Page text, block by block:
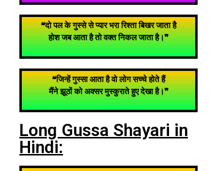
❝दो पल के गुस्से से प्यार भरा रिश्ता बिखर जाता है
होश जब आता है तो वक्त निकल जाता है।❞
❝जिन्हें गुस्सा आता है वो लोग सच्चे होते हैं
मैंने झूठों को अक्सर मुस्कुराते हुए देखा है।❞
Long Gussa Shayari in
Hindi: